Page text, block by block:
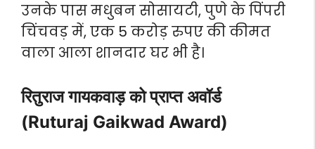
उनके पास मधुबन सोसायटी, पुणे के पिंपरी
चिंचवड़ में, एक 5 करोड़ रुपए की कीमत
वाला आला शानदार घर भी है।
रितुराज गायकवाड़ को प्राप्त अवॉर्ड
(Ruturaj Gaikwad Award)